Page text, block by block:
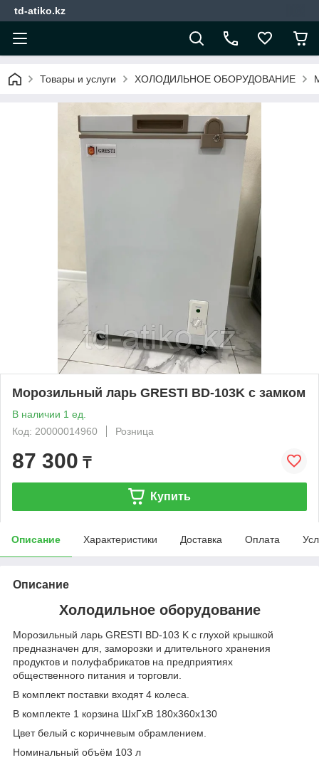
td-atiko.kz
Товары и услуги ХОЛОДИЛЬНОЕ ОБОРУДОВАНИЕ
Морозильный ларь GRESTI BD-103K с замком
В наличии 1 ед.
Код: 20000014960
Розница
87 300 ₸
Купить
Описание Характеристики Доставка Оплата
Описание
Холодильное оборудование
Морозильный ларь GRESTI BD-103 K с глухой крышкой
предназначен для, заморозки и длительного хранения
продуктов и полуфабрикатов на предприятиях
общественного питания и торговли.
В комплект поставки входят 4 колеса.
В комплекте 1 корзина ШхГхВ 180х360х130
Цвет белый с коричневым обрамлением.
Номинальный объём 103 л